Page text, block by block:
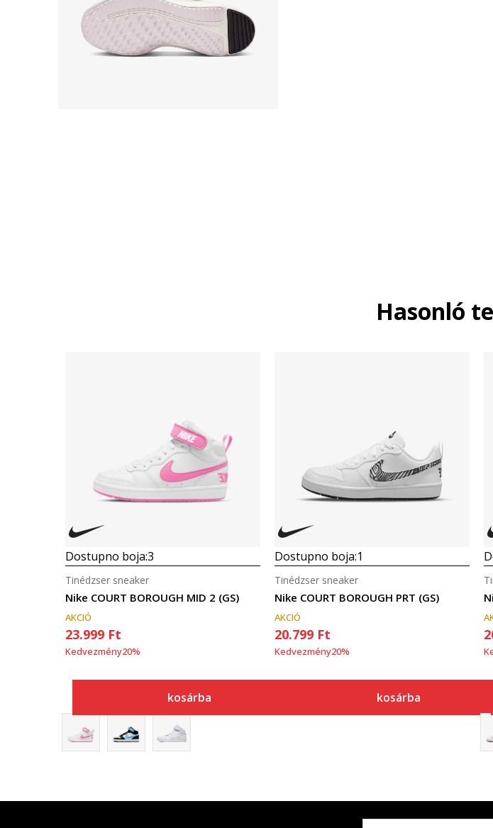
Hasonló
Dostupno boja:3
Nike COURT BOROUGH MID 2 (GS)
Tinédzser sneaker
AKCIÓ
23.999 Ft
Kedvezmény20%
kosárba
Dostupno boja:1
Nike COURT BOROUGH PRT (GS)
Tinédzser sneaker
AKCIÓ
20.799 Ft
Kedvezmény20%
kosárba